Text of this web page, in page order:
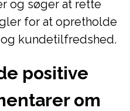
og søger at rette
for at opretholde
kundetilfredshed.
positive
om